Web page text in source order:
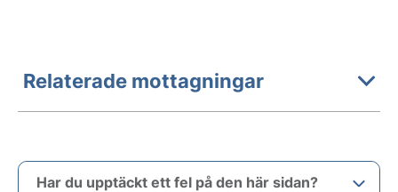
Relaterade mottagningar
Har du upptäckt ett fel på den här sidan?